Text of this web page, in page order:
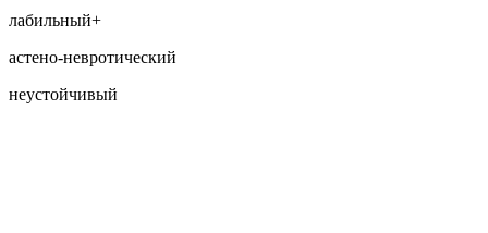
лабильный+
астено-невротический
неустойчивый